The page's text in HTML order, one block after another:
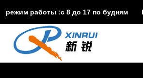
режим работы :с 8 до 17 по будням
vira@xinruisuji.comWhatsApp：